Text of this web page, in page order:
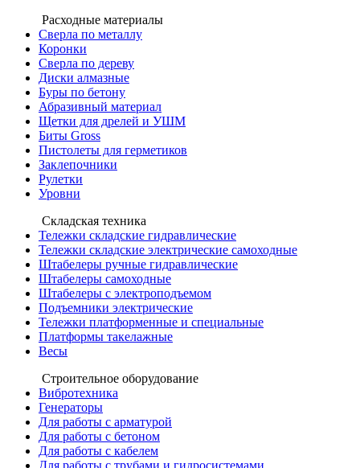
Расходные материалы
Сверла по металлу
Коронки
Сверла по дереву
Диски алмазные
Буры по бетону
Абразивный материал
Щетки для дрелей и УШМ
Биты Gross
Пистолеты для герметиков
Заклепочники
Рулетки
Уровни
Складская техника
Тележки складские гидравлические
Тележки складские электрические самоходные
Штабелеры ручные гидравлические
Штабелеры самоходные
Штабелеры с электроподъемом
Подъемники электрические
Тележки платформенные и специальные
Платформы такелажные
Весы
Строительное оборудование
Вибротехника
Генераторы
Для работы с арматурой
Для работы с бетоном
Для работы с кабелем
Для работы с трубами и гидросистемами